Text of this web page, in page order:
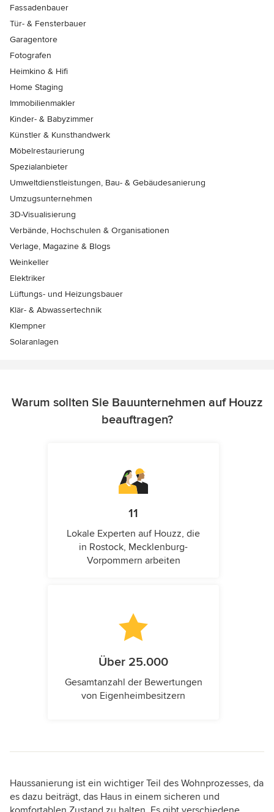
Fassadenbauer
Tür- & Fensterbauer
Garagentore
Fotografen
Heimkino & Hifi
Home Staging
Immobilienmakler
Kinder- & Babyzimmer
Künstler & Kunsthandwerk
Möbelrestaurierung
Spezialanbieter
Umweltdienstleistungen, Bau- & Gebäudesanierung
Umzugsunternehmen
3D-Visualisierung
Verbände, Hochschulen & Organisationen
Verlage, Magazine & Blogs
Weinkeller
Elektriker
Lüftungs- und Heizungsbauer
Klär- & Abwassertechnik
Klempner
Solaranlagen
Warum sollten Sie Bauunternehmen auf Houzz
beauftragen?
11
Lokale Experten auf Houzz, die
in Rostock, Mecklenburg-
Vorpommern arbeiten
Über 25.000
Gesamtanzahl der Bewertungen
von Eigenheimbesitzern
Haussanierung ist ein wichtiger Teil des Wohnprozesses, da
es dazu beiträgt, das Haus in einem sicheren und